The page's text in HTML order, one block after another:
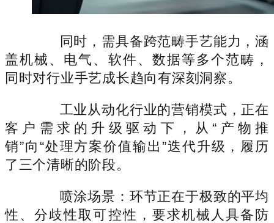
同时，需具备跨范畴手艺能力，涵
盖机械、电气、软件、数据等多个范畴，
同时对行业手艺成长趋向有深刻洞察。
工业从动化行业的营销模式，正在
客户需求的升级驱动下，从“产物推
销”向“处理方案价值输出”迭代升级，履历
了三个清晰的阶段。
喷涂场景：环节正在于极致的平均
性、分歧性取可控性，要求机械人具备防